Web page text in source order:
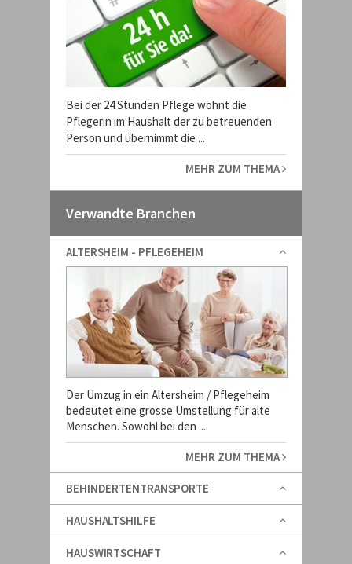
Bei der 24 Stunden Pflege wohnt die
Pflegerin im Haushalt der zu betreuenden
Person und übernimmt die ...
MEHR ZUM THEMA
Verwandte Branchen
ALTERSHEIM - PFLEGEHEIM
Der Umzug in ein Altersheim / Pflegeheim
bedeutet eine grosse Umstellung für alte
Menschen. Sowohl bei den ...
MEHR ZUM THEMA
BEHINDERTENTRANSPORTE
HAUSHALTSHILFE
HAUSWIRTSCHAFT